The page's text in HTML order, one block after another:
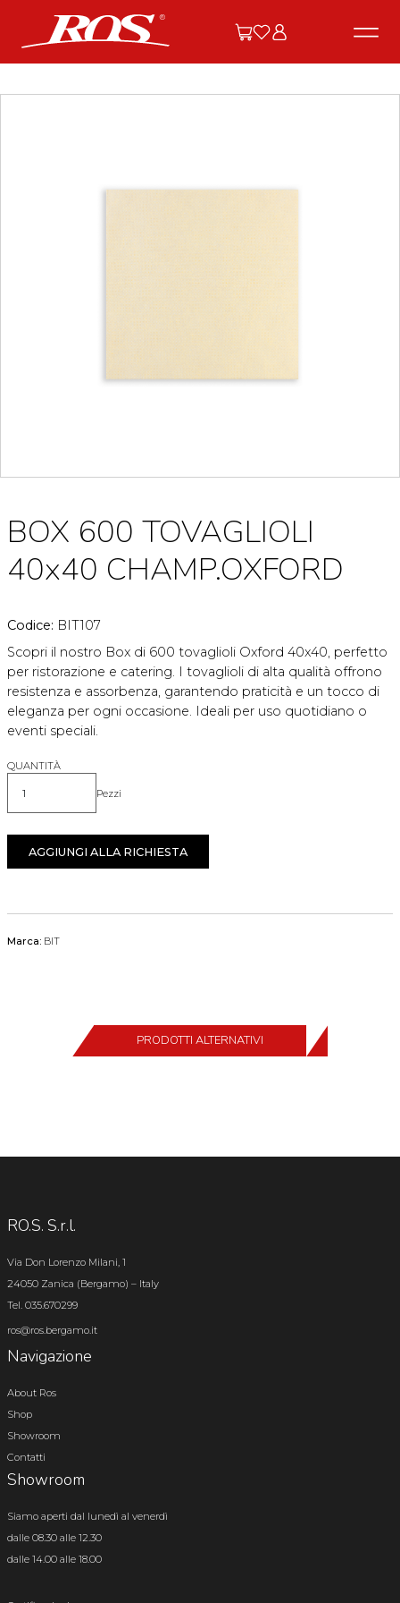
BOX 600 TOVAGLIOLI
40x40 CHAMP.OXFORD
Codice: BIT107
Scopri il nostro Box di 600 tovaglioli Oxford 40x40, perfetto
per ristorazione e catering. I tovaglioli di alta qualità offrono
resistenza e assorbenza, garantendo praticità e un tocco di
eleganza per ogni occasione. Ideali per uso quotidiano o
eventi speciali.
QUANTITÀ
Quantità Pezzi
AGGIUNGI ALLA RICHIESTA
Marca: BIT
PRODOTTI ALTERNATIVI
RO.S. S.r.l.
Via Don Lorenzo Milani, 1
24050 Zanica (Bergamo) – Italy
Tel. 035.670299
ros@ros.bergamo.it
Navigazione
About Ros
Shop
Showroom
Contatti
Showroom
Siamo aperti dal lunedì al venerdì
dalle 08.30 alle 12.30
dalle 14.00 alle 18.00